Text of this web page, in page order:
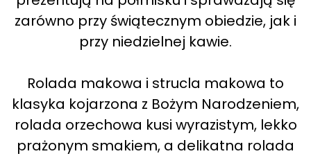
zarówno przy świątecznym obiedzie, jak i
przy niedzielnej kawie.
Rolada makowa i strucla makowa to
klasyka kojarzona z Bożym Narodzeniem,
rolada orzechowa kusi wyrazistym, lekko
prażonym smakiem, a delikatna rolada